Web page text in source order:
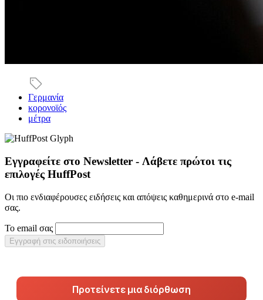
Γερμανία
κορονοϊός
μέτρα
Εγγραφείτε στο Newsletter - Λάβετε πρώτοι τις
επιλογές HuffPost
Οι πιο ενδιαφέρουσες ειδήσεις και απόψεις καθημερινά στο e-mail
σας.
Το email σας
Εγγραφή στις ειδοποιήσεις
Προτείνετε μια διόρθωση